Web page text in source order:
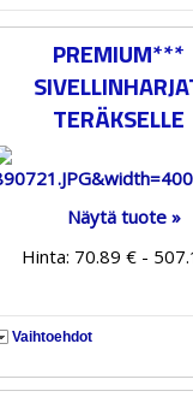
PREMIUM***
TERÄKSELLE
Näytä tuote »
Hinta: 70.89 € -
Vaihtoehdot